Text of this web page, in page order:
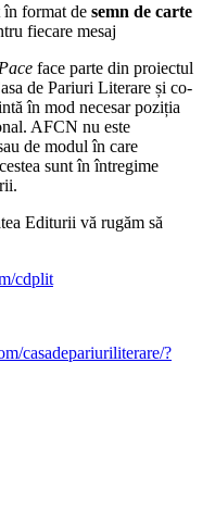
în format de semn de carte
fiecare mesaj
face parte din proiectul
de Pariuri Literare și co-
în mod necesar poziția
AFCN nu este
de modul în care
sunt în întregime
Editurii vă rugăm să
cdplit
casadepariuriliterare/?